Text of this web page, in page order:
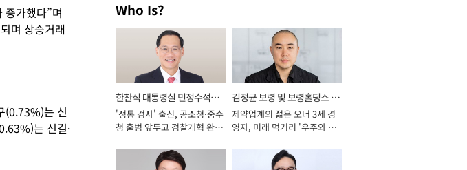
증가했다”며
며 상승거래
(0.73%)는 신
는 신길·
Who Is?
한찬식 대통령실 민정수석비
서관
'정통 검사' 출신, 공소청·중수
청 출범 앞두고 검찰개혁 완수
김정균 보령 및 보령홀딩스 대
표이사 사장
제약업계의 젊은 오너 3세 경
영자, 미래 먹거리 '우주와 헬